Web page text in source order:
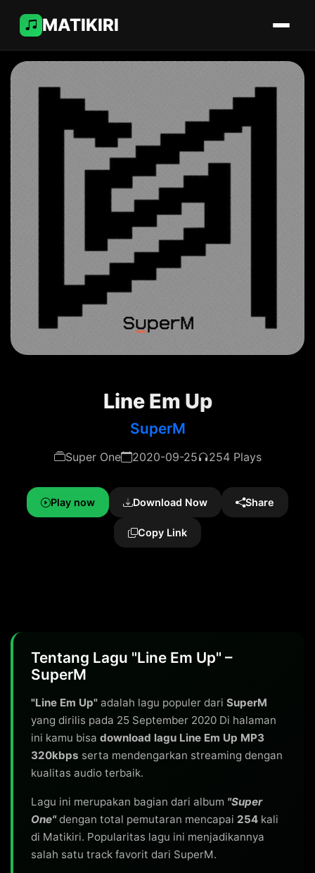
MATIKIRI
Line Em Up
SuperM
Super One 2020-09-25 254 Plays
Play now Download Now Share
Copy Link
Tentang Lagu "Line Em Up" –
SuperM
"Line Em Up" adalah lagu populer dari SuperM
yang dirilis pada 25 September 2020 Di halaman
ini kamu bisa download lagu Line Em Up MP3
320kbps serta mendengarkan streaming dengan
kualitas audio terbaik.
Lagu ini merupakan bagian dari album "Super
One"dengan total pemutaran mencapai 254 kali
di Matikiri. Popularitas lagu ini menjadikannya
salah satu track favorit dari SuperM.